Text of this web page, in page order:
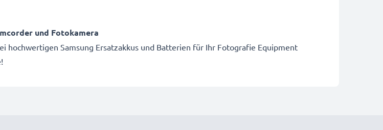
und Fotokamera
hochwertigen Samsung Ersatzakkus und Batterien für Ihr Fotografie Equipment